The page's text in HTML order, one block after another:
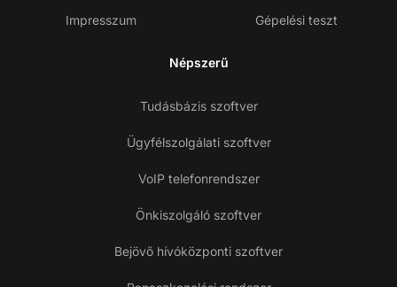
Impresszum Gépelési teszt
Népszerű
Tudásbázis szoftver
Ügyfélszolgálati szoftver
VoIP telefonrendszer
Önkiszolgáló szoftver
Bejövő hívóközponti szoftver